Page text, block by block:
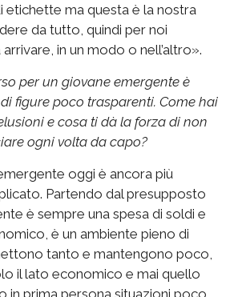
etichette ma questa è la nostra
da tutto, quindi per noi
in un modo o nell’altro».
per un giovane emergente è
figure poco trasparenti. Come hai
e cosa ti dà la forza di non
ogni volta da capo?
oggi è ancora più
Partendo dal presupposto
è sempre una spesa di soldi e
è un ambiente pieno di
tanto e mantengono poco,
il lato economico e mai quello
in prima persona situazioni poco